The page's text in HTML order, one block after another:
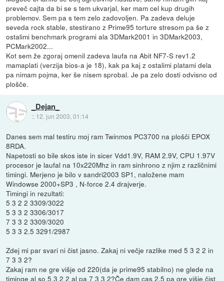
preveč cajta da bi se s tem ukvarjal, ker mam cel kup drugih
problemov. Sem pa s tem zelo zadovoljen. Pa zadeva deluje
seveda rock stable, stestirano z Prime95 torture stresom pa še z
ostalimi benchmark programi ala 3DMark2001 in 3DMark2003,
PCMark2002...
Kot sem že zgoraj omenil zadeva laufa na Abit NF7-S rev1.2
mamaplati (verzija bios-a je 18), kak pa kaj z ostalimi platami dela
pa nimam pojma, ker še nisem sprobal. Je pa zelo dosti odvisno od
plošče.
_Dejan_
:: 12. jun 2003, 01:14
Danes sem mal testiru moj ram Twinmos PC3700 na plošči EPOX
8RDA.
Napetosti so bile skos iste in sicer Vdd1.9V, RAM 2.9V, CPU 1.97V
procesor je laufal na 10x220Mhz in ram sinhrono z njim z različnimi
timingi. Merjeno je bilo v sandri2003 SP1, naložene mam
Windowse 2000+SP3 , N-force 2.4 drajverje.
Timingi in rezultati:
5 3 2 2 3309/3022
5 3 3 2 3306/3017
7 3 3 2 3309/3020
5 3 3 2.5 3291/2987
Zdej mi par svari ni čist jasno. Zakaj ni večje razlike med 5 3 2 2 in
7 3 3 2?
Zakaj ram ne gre višje od 220(da je prime95 stabilno) ne glede na
timinge al so 5 3 2 2 al pa 7 3 3 2?Če dam cas 2.5 pa gre višje čist